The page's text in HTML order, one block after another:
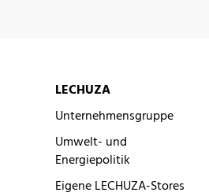
LECHUZA
Unternehmensgruppe
Umwelt- und
Energiepolitik
Eigene LECHUZA-Stores